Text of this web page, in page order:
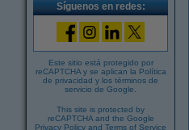
Síguenos en redes:
Este sitio está protegido por
reCAPTCHA y se aplican la Política
de privacidad y los términos de
servicio de Google
This site is protected by
reCAPTCHA and the Google
Privacy Policy and Terms of Service